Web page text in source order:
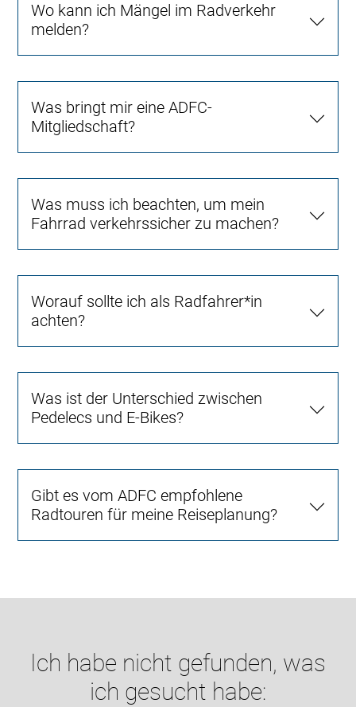
Wo kann ich Mängel im Radverkehr
melden?
Was bringt mir eine ADFC-
Mitgliedschaft?
Was muss ich beachten, um mein
Fahrrad verkehrssicher zu machen?
Worauf sollte ich als Radfahrer*in
achten?
Was ist der Unterschied zwischen
Pedelecs und E-Bikes?
Gibt es vom ADFC empfohlene
Radtouren für meine Reiseplanung?
Ich habe nicht gefunden, was
ich gesucht habe: